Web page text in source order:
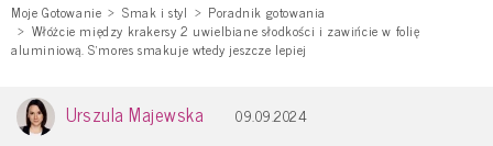
Moje Gotowanie Smak i styl
Poradnik gotowania
Włóżcie między krakersy 2 uwielbiane słodkości i zawińcie w folię
aluminiową. S’mores smakuje wtedy jeszcze lepiej
Urszula Majewska 09.09.2024